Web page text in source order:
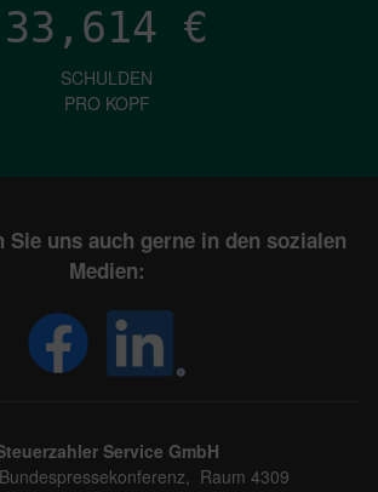
33,614 €
SCHULDEN
PRO KOPF
Sie uns auch gerne in den sozialen
Medien:
Service GmbH
Raum 4309